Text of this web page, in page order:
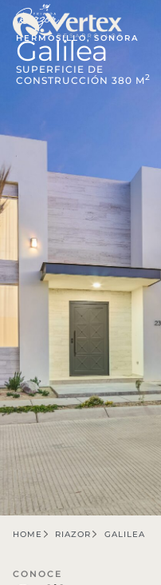
HERMOSILLO, SONORA
Galilea
SUPERFICIE DE
CONSTRUCCIÓN 380 M2
HOME RIAZOR GALILEA
CONOCE